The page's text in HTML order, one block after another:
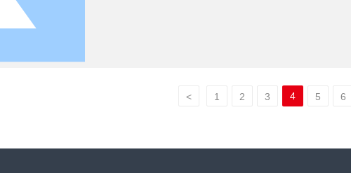
< 1 2 3 4 5 6